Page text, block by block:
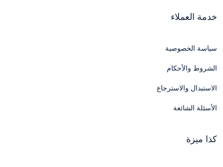
خدمة العملاء
سياسة الخصوصية
الشروط والأحكام
الاستبدال والاسترجاع
الأسئلة الشائعة
كذا ميزة